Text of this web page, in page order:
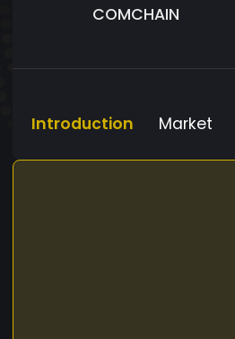
COMCHAIN
Introduction Market